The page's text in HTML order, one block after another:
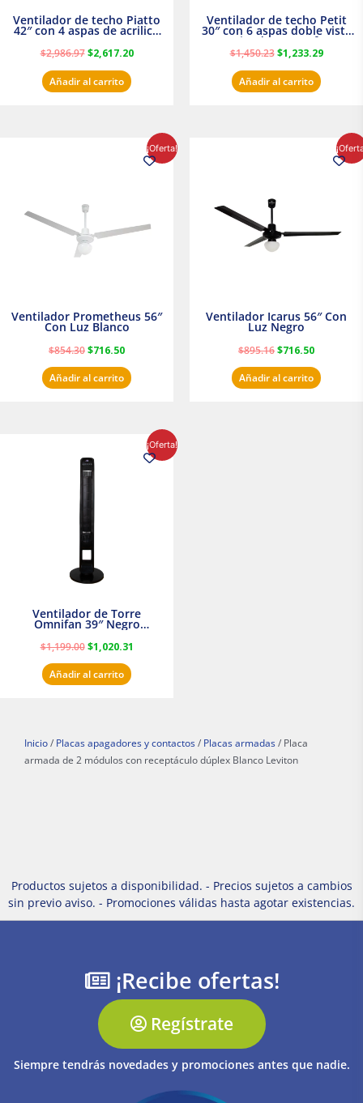
Ventilador de techo Piatto
42″ con 4 aspas de acrilico
transparente
$2,986.97 $2,617.20
Añadir al carrito
Ventilador de techo Petit
30″ con 6 aspas doble vista
Satinado Masterfan
$1,450.23 $1,233.29
Añadir al carrito
¡Oferta!
Ventilador Prometheus 56″
Con Luz Blanco
$854.30$716.50
precio
actual
Añadir al carrito
Ventilador Icarus 56″ Con
Luz Negro
$895.16$716.50
precio
actual
Añadir al carrito
¡Oferta!
Ventilador de Torre
Omnifan 39″ Negro
$1,199.00
original
era:
$1,020.31
precio
actual
Añadir al carrito
Inicio / Placas apagadores y contactos / Placas armadas / Placa
armada de 2 módulos con receptáculo dúplex Blanco Leviton
Productos sujetos a disponibilidad. - Precios sujetos a cambios
sin previo aviso. - Promociones válidas hasta agotar existencias.
¡Recibe ofertas!
Regístrate
Siempre tendrás novedades y promociones antes que nadie.